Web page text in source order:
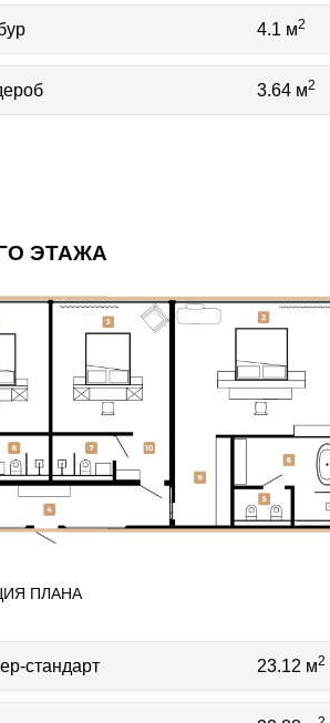
4.1 м2
3.64 м2
ЭТАЖА
ПЛАНА
стандарт 23.12 м2